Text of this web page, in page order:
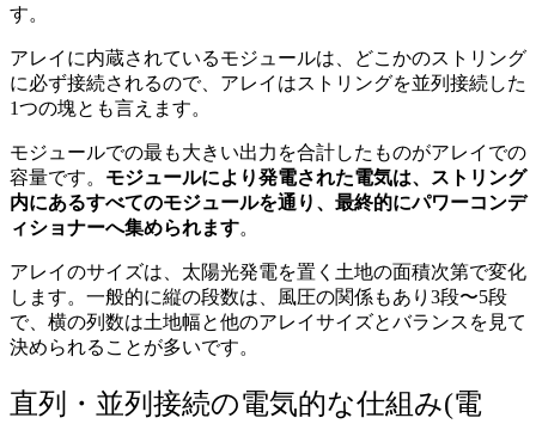
す。
アレイに内蔵されているモジュールは、どこかのストリング
に必ず接続されるので、アレイはストリングを並列接続した
1つの塊とも言えます。
モジュールでの最も大きい出力を合計したものがアレイでの
容量です。 モジュールにより発電された電気は、ストリング
内にあるすべてのモジュールを通り、最終的にパワーコンデ
ィショナーへ集められます。
アレイのサイズは、太陽光発電を置く土地の面積次第で変化
します。 一般的に縦の段数は、風圧の関係もあり3段〜5段
で、横の列数は土地幅と他のアレイサイズとバランスを見て
決められることが多いです。
直列・並列接続の電気的な仕組み(電